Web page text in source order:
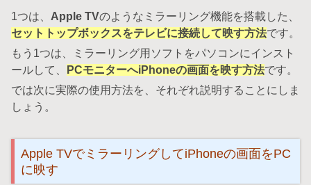
1つは、 Apple TVのようなミラーリング機能を搭載した、
セットトップボックスをテレビに接続して映す方法です。
もう1つは、ミラーリング用ソフトをパソコンにインスト
ールして、
PCモニターへiPhoneの画面を映す方法です。
では次に実際の使用方法を、それぞれ説明することにしま
しょう。
Apple TVでミラーリングしてiPhoneの画面をPC
に映す